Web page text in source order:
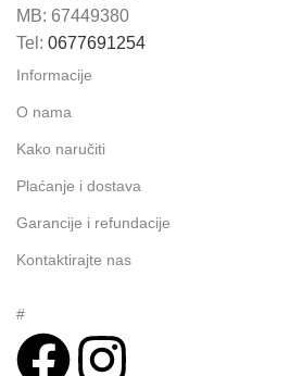
MB: 67449380
Tel: 0677691254
Informacije
O nama
Kako naručiti
Plaćanje i dostava
Garancije i refundacije
Kontaktirajte nas
#